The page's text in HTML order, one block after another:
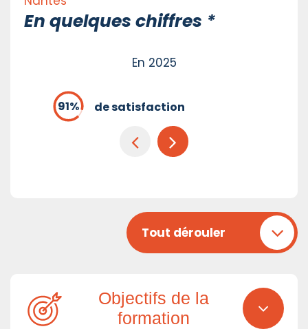
En quelques chiffres *
En 2025
de satisfaction
Tout dérouler
Objectifs de la
formation